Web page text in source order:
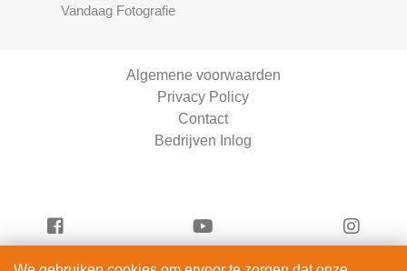
Vandaag Fotografie
Algemene voorwaarden
Privacy Policy
Contact
Bedrijven Inlog